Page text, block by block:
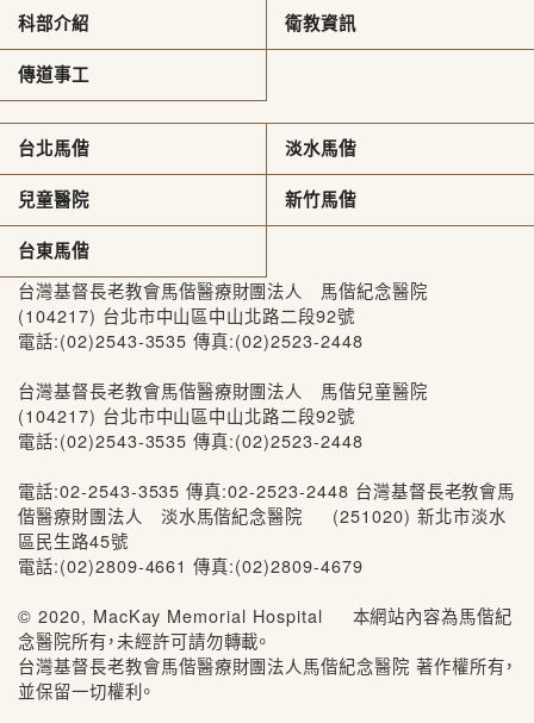
科部介紹 衛教資訊
傳道事工
台北馬偕 淡水馬偕
兒童醫院 新竹馬偕
台東馬偕
台灣基督長老教會馬偕醫療財團法人 馬偕紀念醫院
(104217) 台北市中山區中山北路二段92號
電話:(02)2543-3535 傳真:(02)2523-2448
台灣基督長老教會馬偕醫療財團法人 馬偕兒童醫院
(104217) 台北市中山區中山北路二段92號
電話:(02)2543-3535 傳真:(02)2523-2448
電話:02-2543-3535 傳真:02-2523-2448 台灣基督長老教會馬
偕醫療財團法人 淡水馬偕紀念醫院 (251020) 新北市淡水
區民生路45號
電話:(02)2809-4661 傳真:(02)2809-4679
© 2020, MacKay Memorial Hospital 本網站內容為馬偕紀
念醫院所有，未經許可請勿轉載。
台灣基督長老教會馬偕醫療財團法人馬偕紀念醫院 著作權所有，
並保留一切權利。